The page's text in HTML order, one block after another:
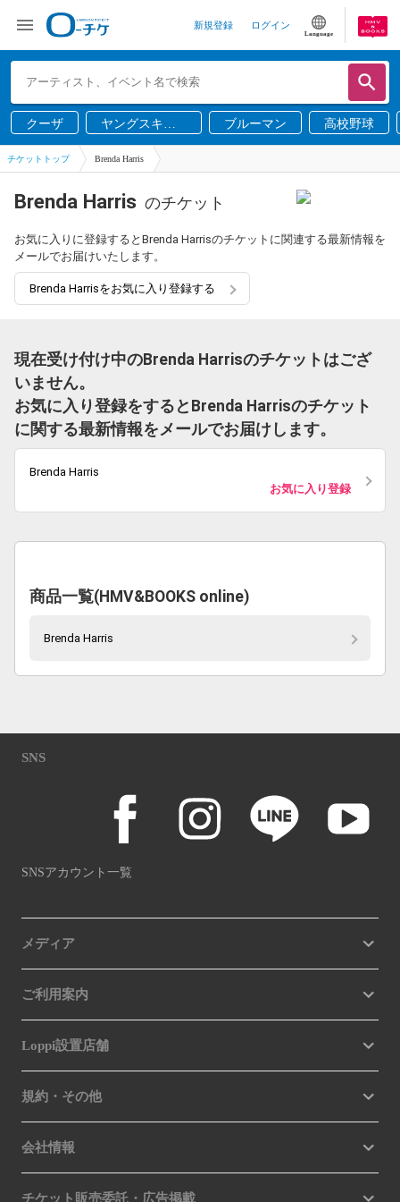
新規登録 ログイン
Language
クーザ
ヤングスキニ
ー
ブルーマン 高校野球
チケットトップ Brenda Harris
Brenda Harris のチケット
お気に入りに登録するとBrenda Harrisのチケットに関連する最新情報を
メールでお届けいたします。
Brenda Harrisをお気に入り登録する
現在受け付け中のBrenda Harrisのチケットはござ
いません。
お気に入り登録をするとBrenda Harrisのチケット
に関する最新情報をメールでお届けします。
Brenda Harris
お気に入り登録
商品一覧(HMV&BOOKS online)
Brenda Harris
SNS
SNSアカウント一覧
メディア
ご利用案内
Loppi設置店舗
規約・その他
会社情報
チケット販売委託・広告掲載